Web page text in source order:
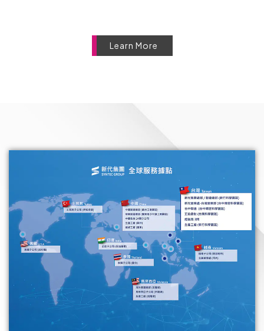
Learn More